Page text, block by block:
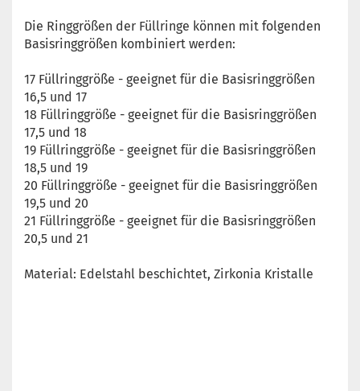
Die Ringgrößen der Füllringe können mit folgenden
Basisringgrößen kombiniert werden:
17 Füllringgröße - geeignet für die Basisringgrößen
16,5 und 17
18 Füllringgröße - geeignet für die Basisringgrößen
17,5 und 18
19 Füllringgröße - geeignet für die Basisringgrößen
18,5 und 19
20 Füllringgröße - geeignet für die Basisringgrößen
19,5 und 20
21 Füllringgröße - geeignet für die Basisringgrößen
20,5 und 21
Material: Edelstahl beschichtet, Zirkonia Kristalle